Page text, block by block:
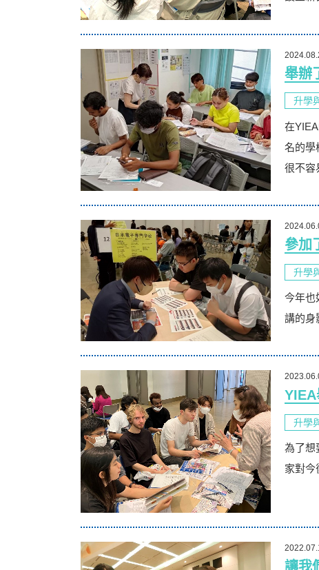
舉辦
升學
在
名的學
很不容
參加
升學
今年也
講的身
升學
為了想
家對今
讓我